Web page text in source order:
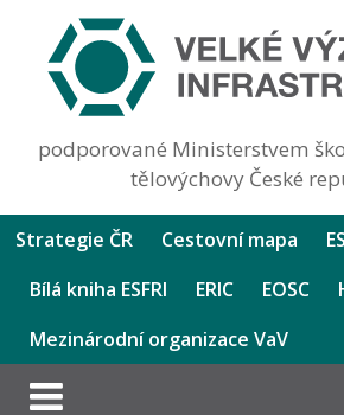
podporované Ministerstvem
tělovýchovy České
Strategie ČR Cestovní mapa
Bílá kniha ESFRI
ERIC EOSC
Mezinárodní organizace VaV